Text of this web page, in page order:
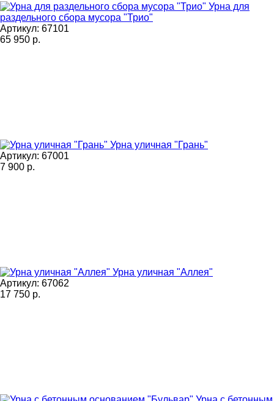
Урна для
раздельного сбора мусора "Трио"
Артикул: 67101
65 950 р.
Урна уличная "Грань"
Артикул: 67001
7 900 р.
Урна уличная "Аллея"
Артикул: 67062
17 750 р.